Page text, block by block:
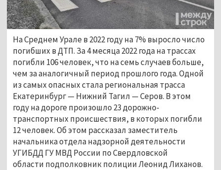
На Среднем Урале в 2022 году на 7% выросло число
погибших в ДТП. За 4 месяца 2022 года на трассах
погибли 106 человек, что на семь случаев больше,
чем за аналогичный период прошлого года. Одной
из самых опасных стала региональная трасса
Екатеринбург — Нижний Тагил — Серов. В этом
году на дороге произошло 23 дорожно-
транспортных происшествия, в которых погибли
12 человек. Об этом рассказал заместитель
начальника отдела надзорной деятельности
УГИБДД ГУ МВД России по Свердловской
области подполковник полиции Леонид Лиханов.